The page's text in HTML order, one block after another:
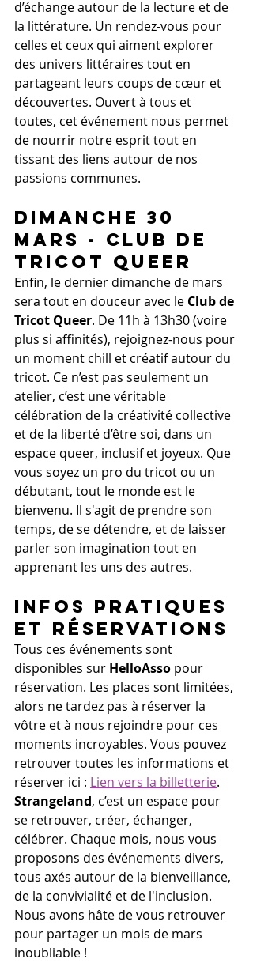
d’échange autour de la lecture et de
la littérature. Un rendez-vous pour
celles et ceux qui aiment explorer
des univers littéraires tout en
partageant leurs coups de cœur et
découvertes. Ouvert à tous et
toutes, cet événement nous permet
de nourrir notre esprit tout en
tissant des liens autour de nos
passions communes.
Dimanche 30
Mars - Club de
Tricot Queer
Enfin, le dernier dimanche de mars
sera tout en douceur avec le Club de
Tricot Queer. De 11h à 13h30 (voire
plus si affinités), rejoignez-nous pour
un moment chill et créatif autour du
tricot. Ce n’est pas seulement un
atelier, c’est une véritable
célébration de la créativité collective
et de la liberté d’être soi, dans un
espace queer, inclusif et joyeux. Que
vous soyez un pro du tricot ou un
débutant, tout le monde est le
bienvenu. Il s'agit de prendre son
temps, de se détendre, et de laisser
parler son imagination tout en
apprenant les uns des autres.
Infos Pratiques
et Réservations
Tous ces événements sont
disponibles sur HelloAsso pour
réservation. Les places sont limitées,
alors ne tardez pas à réserver la
vôtre et à nous rejoindre pour ces
moments incroyables. Vous pouvez
retrouver toutes les informations et
réserver ici : Lien vers la billetterie.
Strangeland, c’est un espace pour
se retrouver, créer, échanger,
célébrer. Chaque mois, nous vous
proposons des événements divers,
tous axés autour de la bienveillance,
de la convivialité et de l'inclusion.
Nous avons hâte de vous retrouver
pour partager un mois de mars
inoubliable !